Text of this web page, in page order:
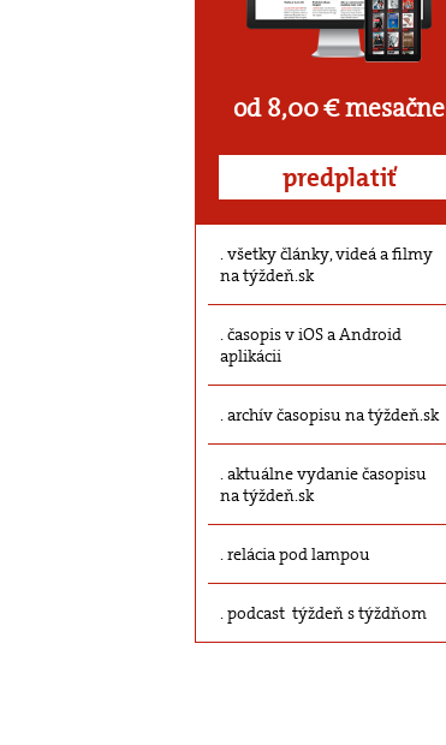
od 8,00 € mesačne
predplatiť
všetky články, videá a filmy
na týždeň.sk
časopis v iOS a Android
aplikácii
archív časopisu na týždeň.sk
aktuálne vydanie časopisu
na týždeň.sk
relácia pod lampou
podcast týždeň s týždňom